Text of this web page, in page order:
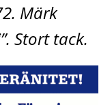
Märk
Stort tack.